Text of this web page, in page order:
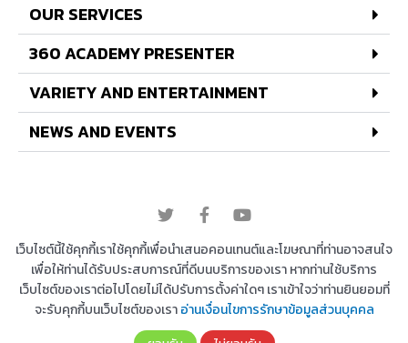
เว็บไซต์นี้ใช้คุกกี้เราใช้คุกกี้เพื่อนำเสนอคอนเทนต์และโฆษณาที่ท่านอาจสนใจ
เพื่อให้ท่านได้รับประสบการณ์ที่ดีบนบริการของเรา หากท่านใช้บริการ
เว็บไซต์ของเราต่อไปโดยไม่ได้ปรับการตั้งค่าใดๆ เราเข้าใจว่าท่านยินยอมที่
จะรับคุกกี้บนเว็บไซต์ของเราอ่านเงื่อนไขการรักษาข้อมูลส่วนบุคคล
OUR SERVICES
360 ACADEMY PRESENTER
VARIETY AND ENTERTAINMENT
NEWS AND EVENTS
© 2022 All rights reserved
Copyright © 2026 บริษัท 360 องศา เอ็นเตอร์เทนเม้น
ท์ จำกัด | Powered byAstra WordPress Theme